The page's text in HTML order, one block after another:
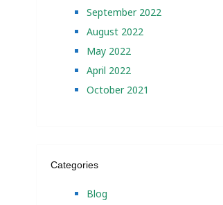
September 2022
August 2022
May 2022
April 2022
October 2021
Categories
Blog